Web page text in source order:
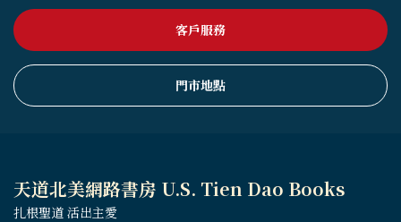
客戶服務
門市地點
天道北美網路書房 U.S. Tien Dao Books
扎根聖道 活出主愛